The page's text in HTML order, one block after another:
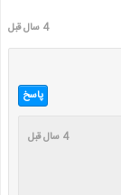
4 سال قبل
پاسخ
4 سال قبل